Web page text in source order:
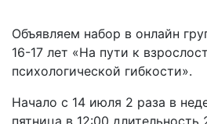
Объявляем набор в онлайн
16-17 лет «На пути к
психологической гибкости».
Начало с 14 июля 2 раза в
пятница в 12:00 длительность